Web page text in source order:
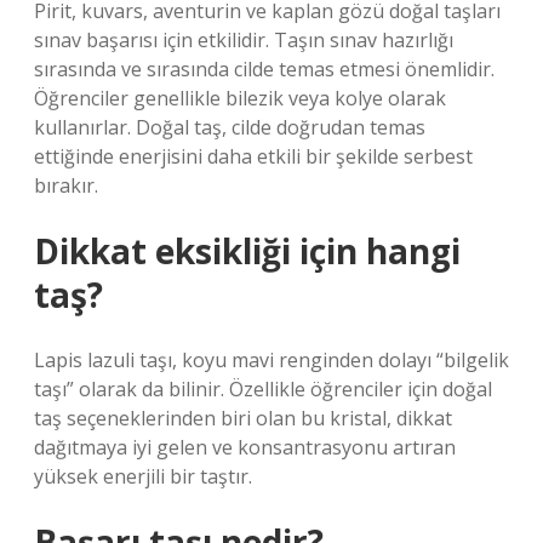
Pirit, kuvars, aventurin ve kaplan gözü doğal taşları
sınav başarısı için etkilidir. Taşın sınav hazırlığı
sırasında ve sırasında cilde temas etmesi önemlidir.
Öğrenciler genellikle bilezik veya kolye olarak
kullanırlar. Doğal taş, cilde doğrudan temas
ettiğinde enerjisini daha etkili bir şekilde serbest
bırakır.
Dikkat eksikliği için hangi
taş?
Lapis lazuli taşı, koyu mavi renginden dolayı “bilgelik
taşı” olarak da bilinir. Özellikle öğrenciler için doğal
taş seçeneklerinden biri olan bu kristal, dikkat
dağıtmaya iyi gelen ve konsantrasyonu artıran
yüksek enerjili bir taştır.